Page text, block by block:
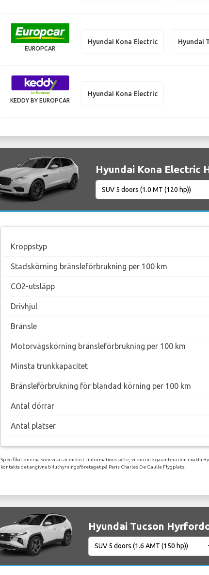
EUROPCAR
Hyundai Kona Electric Hyundai
KEDDY BY EUROPCAR
Hyundai Kona Electric
Hyundai Kona Electric
Kroppstyp
Stadskörning bränsleförbrukning per 100 km
CO2-utsläpp
Drivhjul
Bränsle
Motorvägskörning bränsleförbrukning per 100 km
Minsta trunkkapacitet
Bränsleförbrukning för blandad körning per 100 km
Antal dörrar
Antal platser
Specifikationerna som visas är endast i informationssyfte, vi kan inte garantera den exakta
kontakta det angivna biluthyrningsföretaget på Paris Charles De Gaulle Flygplats.
Hyundai Tucson